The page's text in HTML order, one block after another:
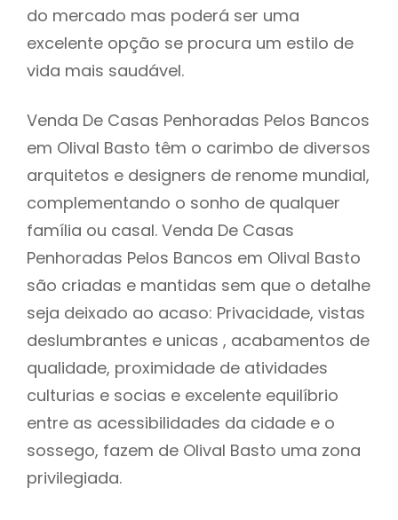
do mercado mas poderá ser uma
excelente opção se procura um estilo de
vida mais saudável.
Venda De Casas Penhoradas Pelos Bancos
em Olival Basto têm o carimbo de diversos
arquitetos e designers de renome mundial,
complementando o sonho de qualquer
família ou casal. Venda De Casas
Penhoradas Pelos Bancos em Olival Basto
são criadas e mantidas sem que o detalhe
seja deixado ao acaso: Privacidade, vistas
deslumbrantes e unicas , acabamentos de
qualidade, proximidade de atividades
culturias e socias e excelente equilíbrio
entre as acessibilidades da cidade e o
sossego, fazem de Olival Basto uma zona
privilegiada.